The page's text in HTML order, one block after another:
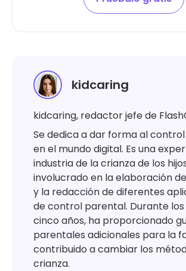
kidcaring
kidcaring, redactor jefe de
Se dedica a dar forma al
en el mundo digital. Es una
industria de la crianza de los
involucrado en la elaboración
y la redacción de diferentes
de control parental. Durante
cinco años, ha proporcionado
parentales adicionales para la
contribuido a cambiar los
crianza.